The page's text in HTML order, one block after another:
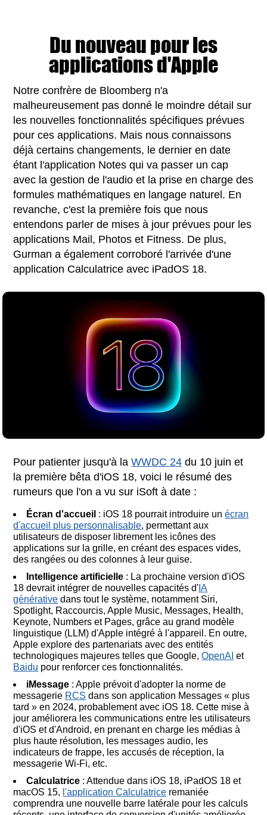
Du nouveau pour les
applications d'Apple
Notre confrère de Bloomberg n'a
malheureusement pas donné le moindre détail sur
les nouvelles fonctionnalités spécifiques prévues
pour ces applications. Mais nous connaissons
déjà certains changements, le dernier en date
étant l'application Notes qui va passer un cap
avec la gestion de l'audio et la prise en charge des
formules mathématiques en langage naturel. En
revanche, c'est la première fois que nous
entendons parler de mises à jour prévues pour les
applications Mail, Photos et Fitness. De plus,
Gurman a également corroboré l'arrivée d'une
application Calculatrice avec iPadOS 18.
Pour patienter jusqu'à laWWDC 24 du 10 juin et
la première bêta d'iOS 18, voici le résumé des
rumeurs que l'on a vu sur iSoft à date :
Écran d'accueil : iOS 18 pourrait introduire unécran
d'accueil plus personnalisable, permettant aux
utilisateurs de disposer librement les icônes des
applications sur la grille, en créant des espaces vides,
des rangées ou des colonnes à leur guise.
Intelligence artificielle : La prochaine version d'iOS
18 devrait intégrer de nouvelles capacités d' IA
générative dans tout le système, notamment Siri,
Spotlight, Raccourcis, Apple Music, Messages, Health,
Keynote, Numbers et Pages, grâce au grand modèle
linguistique (LLM) d'Apple intégré à l'appareil. En outre,
Apple explore des partenariats avec des entités
technologiques majeures telles que Google,OpenAI et
Baidu pour renforcer ces fonctionnalités.
iMessage : Apple prévoit d'adopter la norme de
messagerie RCS dans son application Messages « plus
tard » en 2024, probablement avec iOS 18. Cette mise à
jour améliorera les communications entre les utilisateurs
d'iOS et d'Android, en prenant en charge les médias à
plus haute résolution, les messages audio, les
indicateurs de frappe, les accusés de réception, la
messagerie Wi-Fi, etc.
Calculatrice : Attendue dans iOS 18, iPadOS 18 et
macOS 15, l'application Calculatrice remaniée
comprendra une nouvelle barre latérale pour les calculs